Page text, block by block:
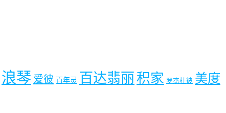
浪琴 爱彼 百年灵 百达翡丽 积家 罗杰杜彼 美度